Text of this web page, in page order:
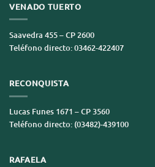
VENADO TUERTO
Saavedra 455 – CP 2600
Teléfono directo: 03462-422407
RECONQUISTA
Lucas Funes 1671 – CP 3560
Teléfono directo: (03482)-439100
RAFAELA